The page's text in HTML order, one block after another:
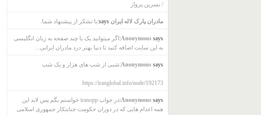
/ نسرین پرواز
مادران پارک لاله ایران says: با تشکر از پیشنهاد شما.
Anonymoussays:
اگر میتوانید یک یا چند صفحه به زبان انگلیسی
به این سایت اضافه کنید تا دنیا بهتر درد مادران ایرانی...
Anonymoussays: شبی از شب های هزار و یک شب
https://iranglobal.info/node/192173
Anonymoussays:
در جواب iranopp خواستم بگم پس لابد این
همه اعدام هایی که در دوران حکومت جنایتکار جمهوری اسلامی